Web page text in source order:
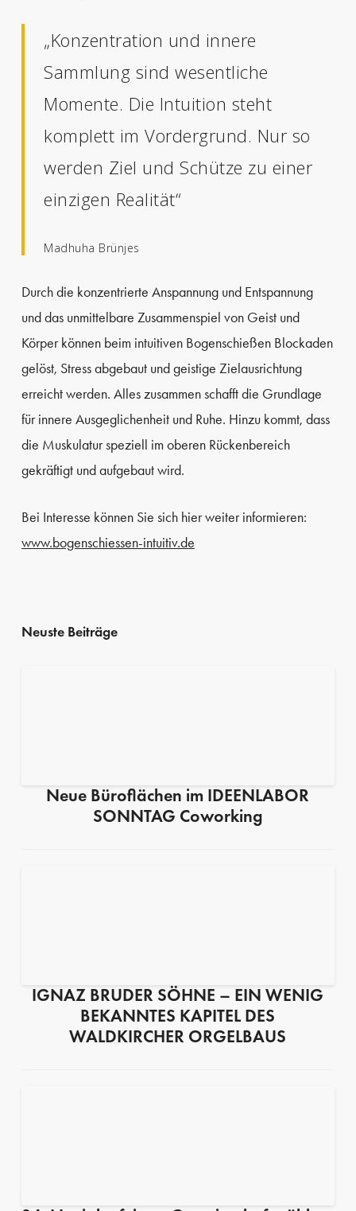
„Konzentration und innere
Sammlung sind wesentliche
Momente. Die Intuition steht
komplett im Vordergrund. Nur so
werden Ziel und Schütze zu einer
einzigen Realität“
Madhuha Brünjes
Durch die konzentrierte Anspannung und Entspannung
und das unmittelbare Zusammenspiel von Geist und
Körper können beim intuitiven Bogenschießen Blockaden
gelöst, Stress abgebaut und geistige Zielausrichtung
erreicht werden. Alles zusammen schafft die Grundlage
für innere Ausgeglichenheit und Ruhe. Hinzu kommt, dass
die Muskulatur speziell im oberen Rückenbereich
gekräftigt und aufgebaut wird.
Bei Interesse können Sie sich hier weiter informieren:
www.bogenschiessen-intuitiv.de
Neuste Beiträge
Neue Büroflächen im IDEENLABOR
SONNTAG Coworking
IGNAZ BRUDER SÖHNE – EIN WENIG
BEKANNTES KAPITEL DES
WALDKIRCHER ORGELBAUS